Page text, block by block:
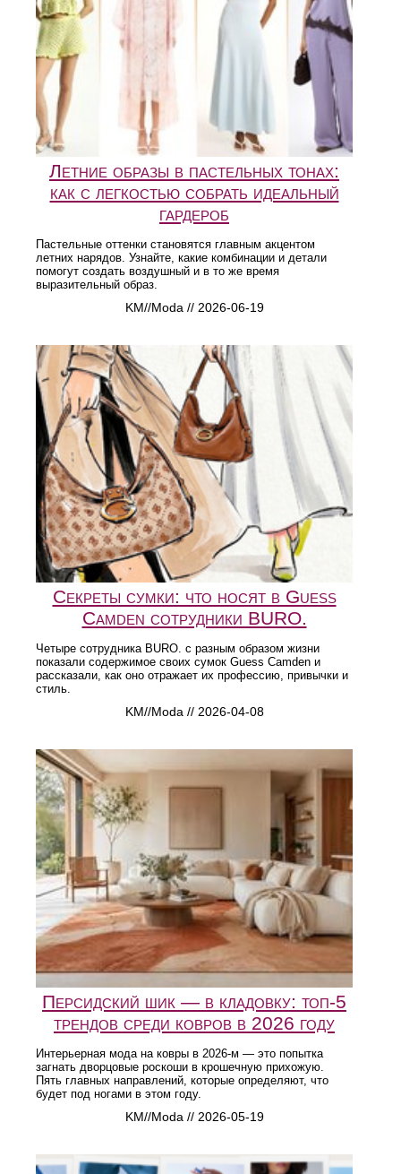
Летние образы в пастельных тонах:
как с легкостью собрать идеальный
гардероб
Пастельные оттенки становятся главным акцентом
летних нарядов. Узнайте, какие комбинации и детали
помогут создать воздушный и в то же время
выразительный образ.
KM//Moda // 2026-06-19
Секреты сумки: что носят в Guess
Camden сотрудники BURO.
Четыре сотрудника BURO. с разным образом жизни
показали содержимое своих сумок Guess Camden и
рассказали, как оно отражает их профессию, привычки и
стиль.
KM//Moda // 2026-04-08
Персидский шик — в кладовку: топ-5
трендов среди ковров в 2026 году
Интерьерная мода на ковры в 2026-м — это попытка
загнать дворцовые роскоши в крошечную прихожую.
Пять главных направлений, которые определяют, что
будет под ногами в этом году.
KM//Moda // 2026-05-19